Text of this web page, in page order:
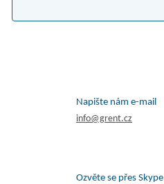
Napište nám e-mail
info@grent.cz
Ozvěte se přes Skype